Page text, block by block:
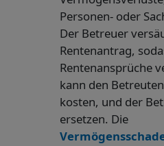
Personen- oder
Der Betreuer
Rentenantrag,
Rentenansprüche
kann den
kosten, und der
ersetzen. Die